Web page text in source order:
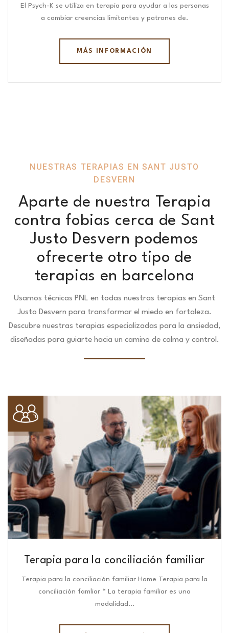
El Psych-K se utiliza en terapia para ayudar a las personas
a cambiar creencias limitantes y patrones de.
MÁS INFORMACIÓN
NUESTRAS TERAPIAS EN SANT JUSTO
DESVERN
Aparte de nuestra Terapia
contra fobias cerca de Sant
Justo Desvern podemos
ofrecerte otro tipo de
terapias en barcelona
Usamos técnicas PNL en todas nuestras terapias en Sant
Justo Desvern para transformar el miedo en fortaleza.
Descubre nuestras terapias especializadas para la ansiedad,
diseñadas para guiarte hacia un camino de calma y control.
Terapia para la conciliación familiar
Terapia para la conciliación familiar Home Terapia para la
conciliación famliar “ La terapia familiar es una
modalidad…